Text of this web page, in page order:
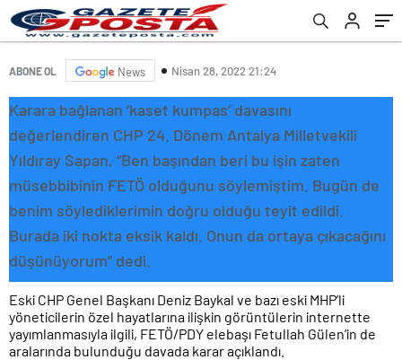
ABONE OL News Nisan 28, 2022 21:24
Karara bağlanan ‘kaset kumpas’ davasını
değerlendiren CHP 24. Dönem Antalya Milletvekili
Yıldıray Sapan, “Ben başından beri bu işin zaten
müsebbibinin FETÖ olduğunu söylemiştim. Bugün de
benim söylediklerimin doğru olduğu teyit edildi.
Burada iki nokta eksik kaldı. Onun da ortaya çıkacağını
düşünüyorum” dedi.
Eski CHP Genel Başkanı Deniz Baykal ve bazı eski MHP’li
yöneticilerin özel hayatlarına ilişkin görüntülerin internette
yayımlanmasıyla ilgili, FETÖ/PDY elebaşı Fetullah Gülen’in de
aralarında bulunduğu davada karar açıklandı.